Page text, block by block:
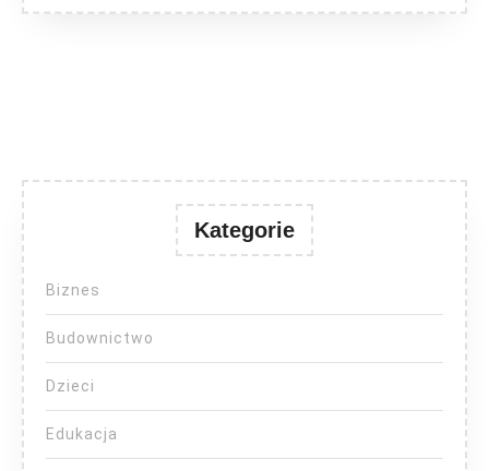
Kategorie
Biznes
Budownictwo
Dzieci
Edukacja